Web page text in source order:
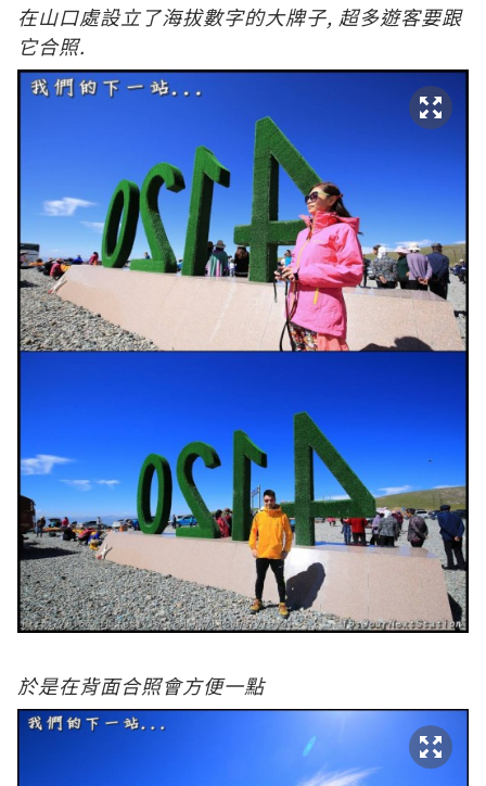
在山口處設立了海拔數字的大牌子, 超多遊客要跟
它合照.
於是在背面合照會方便一點